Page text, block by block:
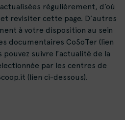
régulièrement, d’où
revisiter cette page. D’autres
à votre disposition au sein
documentaires CoSoTer (lien
pouvez suivre l’actualité de la
par les centres de
(lien ci-dessous).